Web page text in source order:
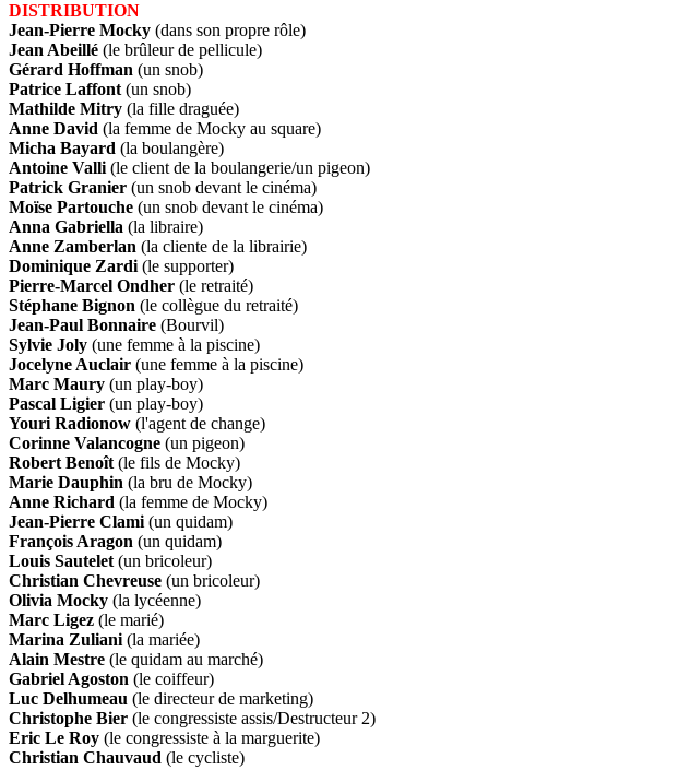
DISTRIBUTION
Jean-Pierre Mocky (dans son propre rôle)
Jean Abeillé (le brûleur de pellicule)
Gérard Hoffman (un snob)
Patrice Laffont (un snob)
Mathilde Mitry (la fille draguée)
Anne David (la femme de Mocky au square)
Micha Bayard (la boulangère)
Antoine Valli (le client de la boulangerie/un pigeon)
Patrick Granier (un snob devant le cinéma)
Moïse Partouche (un snob devant le cinéma)
Anna Gabriella (la libraire)
Anne Zamberlan (la cliente de la librairie)
Dominique Zardi (le supporter)
Pierre-Marcel Ondher (le retraité)
Stéphane Bignon (le collègue du retraité)
Jean-Paul Bonnaire (Bourvil)
Sylvie Joly (une femme à la piscine)
Jocelyne Auclair (une femme à la piscine)
Marc Maury (un play-boy)
Pascal Ligier (un play-boy)
Youri Radionow (l'agent de change)
Corinne Valancogne (un pigeon)
Robert Benoît (le fils de Mocky)
Marie Dauphin (la bru de Mocky)
Anne Richard (la femme de Mocky)
Jean-Pierre Clami (un quidam)
François Aragon (un quidam)
Louis Sautelet (un bricoleur)
Christian Chevreuse (un bricoleur)
Olivia Mocky (la lycéenne)
Marc Ligez (le marié)
Marina Zuliani (la mariée)
Alain Mestre (le quidam au marché)
Gabriel Agoston (le coiffeur)
Luc Delhumeau (le directeur de marketing)
Christophe Bier (le congressiste assis/Destructeur 2)
Eric Le Roy (le congressiste à la marguerite)
Christian Chauvaud (le cycliste)